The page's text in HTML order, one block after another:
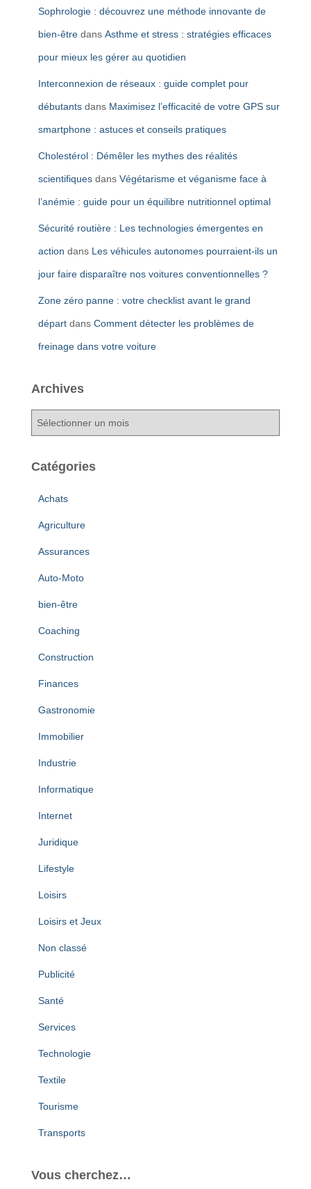
Sophrologie : découvrez une méthode innovante de
bien-être dans Asthme et stress : stratégies efficaces
pour mieux les gérer au quotidien
Interconnexion de réseaux : guide complet pour
débutants dans Maximisez l’efficacité de votre GPS sur
smartphone : astuces et conseils pratiques
Cholestérol : Démêler les mythes des réalités
scientifiques dans Végétarisme et véganisme face à
l’anémie : guide pour un équilibre nutritionnel optimal
Sécurité routière : Les technologies émergentes en
action dans Les véhicules autonomes pourraient-ils un
jour faire disparaître nos voitures conventionnelles ?
Zone zéro panne : votre checklist avant le grand
départ dans Comment détecter les problèmes de
freinage dans votre voiture
Archives
h
Catégories
Achats
Agriculture
Assurances
Auto-Moto
bien-être
Coaching
Construction
Finances
Gastronomie
Immobilier
Industrie
Informatique
Internet
Juridique
Lifestyle
Loisirs
Loisirs et Jeux
Non classé
Publicité
Santé
Services
Technologie
Textile
Tourisme
Transports
Vous cherchez…